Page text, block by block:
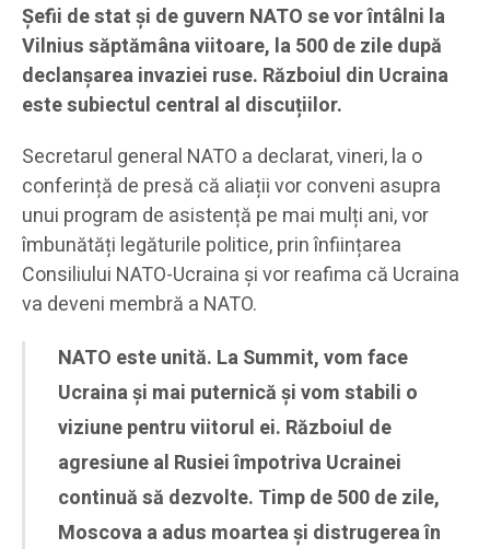
Şefii de stat şi de guvern NATO se vor întâlni la
Vilnius săptămâna viitoare, la 500 de zile după
declanșarea invaziei ruse. Războiul din Ucraina
este subiectul central al discuțiilor.
Secretarul general NATO a declarat, vineri, la o
conferință de presă că aliații vor conveni asupra
unui program de asistență pe mai mulți ani, vor
îmbunătăți legăturile politice, prin înființarea
Consiliului NATO-Ucraina și vor reafima că Ucraina
va deveni membră a NATO.
NATO este unită. La Summit, vom face
Ucraina și mai puternică și vom stabili o
viziune pentru viitorul ei. Războiul de
agresiune al Rusiei împotriva Ucrainei
continuă să dezvolte. Timp de 500 de zile,
Moscova a adus moartea și distrugerea în